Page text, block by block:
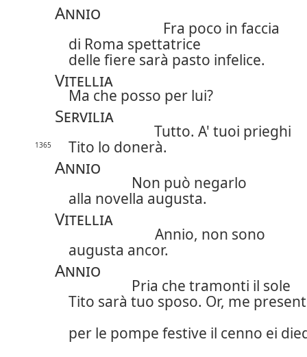
Annio
Fra poco in faccia
di Roma spettatrice
delle fiere sarà pasto infelice.
Vitellia
Ma che posso per lui?
Servilia
Tutto. A' tuoi prieghi
1365 Tito lo donerà.
Annio
Non può negarlo
alla novella augusta.
Vitellia
Annio, non sono
augusta ancor.
Annio
Pria che tramonti il sole
Tito sarà tuo sposo. Or, me
per le pompe festive il cenno ei